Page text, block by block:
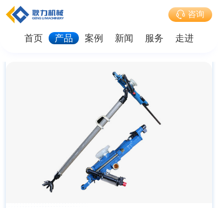
咨询
首页 产品 案例 新闻 服务 走进